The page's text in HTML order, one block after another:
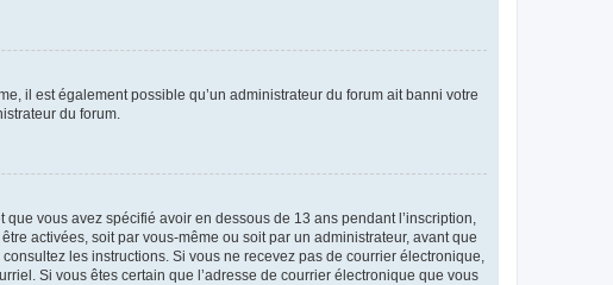
il est également possible qu’un administrateur du forum ait banni votre
du forum.
vous avez spécifié avoir en dessous de 13 ans pendant l’inscription,
activées, soit par vous-même ou soit par un administrateur, avant que
les instructions. Si vous ne recevez pas de courrier électronique,
Si vous êtes certain que l’adresse de courrier électronique que vous